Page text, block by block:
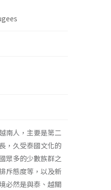
南人，主要是第二
，久受泰國文化的
眾多的少數族群之
斥態度等，以及新
必然是與泰、越關